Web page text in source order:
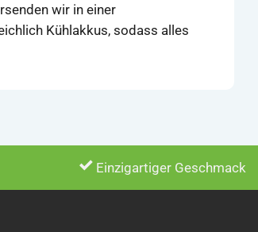
wir in einer
Kühlakkus, sodass alles
Einzigartiger Geschmack